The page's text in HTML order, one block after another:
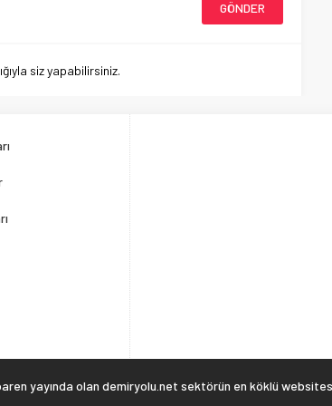
siz yapabilirsiniz.
yayında olan demiryolu.net sektörün en köklü